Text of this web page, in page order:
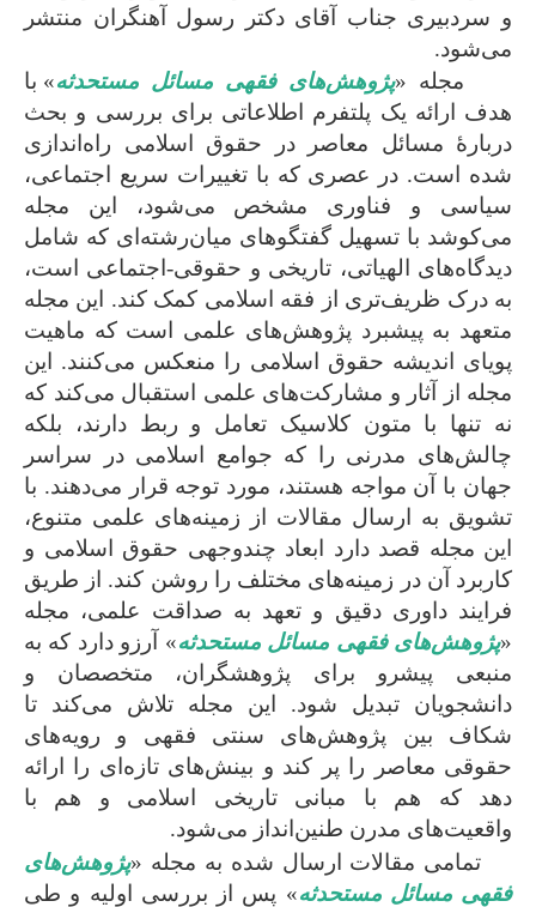
و سردبیری جناب آقای دکتر رسول آهنگران منتشر
می‌شود.
مجله «پژوهش‌های فقهی مسائل مستحدثه» با
هدف ارائه یک پلتفرم اطلاعاتی برای بررسی و بحث
دربارۀ مسائل معاصر در حقوق اسلامی راه‌اندازی
شده است. در عصری که با تغییرات سریع اجتماعی،
سیاسی و فناوری مشخص می‌شود، این مجله
می‌کوشد با تسهیل گفتگوهای میان‌رشته‌ای که شامل
دیدگاه‌های الهیاتی، تاریخی و حقوقی-اجتماعی است،
به درک ظریف‌تری از فقه اسلامی کمک کند. این مجله
متعهد به پیشبرد پژوهش‌های علمی است که ماهیت
پویای اندیشه حقوق اسلامی را منعکس می‌کنند. این
مجله از آثار و مشارکت‌های علمی استقبال می‌کند که
نه تنها با متون کلاسیک تعامل و ربط دارند، بلکه
چالش‌های مدرنی را که جوامع اسلامی در سراسر
جهان با آن مواجه هستند، مورد توجه قرار می‌دهند. با
تشویق به ارسال مقالات از زمینه‌های علمی متنوع،
این مجله قصد دارد ابعاد چندوجهی حقوق اسلامی و
کاربرد آن در زمینه‌های مختلف را روشن کند. از طریق
فرایند داوری دقیق و تعهد به صداقت علمی، مجله
«پژوهش‌های فقهی مسائل مستحدثه» آرزو دارد که به
منبعی پیشرو برای پژوهشگران، متخصصان و
دانشجویان تبدیل شود. این مجله تلاش می‌کند تا
شکاف بین پژوهش‌های سنتی فقهی و رویه‌های
حقوقی معاصر را پر کند و بینش‌های تازه‌ای را ارائه
دهد که هم با مبانی تاریخی اسلامی و هم با
واقعیت‌های مدرن طنین‌انداز می‌شود.
تمامی مقالات ارسال شده به مجله «پژوهش‌های
فقهی مسائل مستحدثه» پس از بررسی اولیه و طی